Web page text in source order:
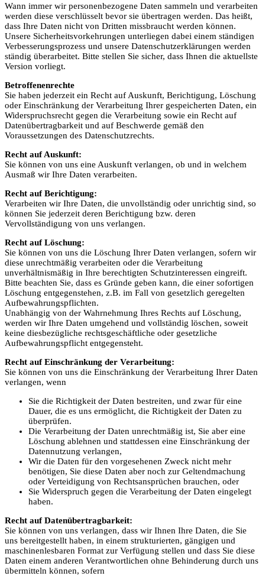
Wann immer wir personenbezogene Daten sammeln und verarbeiten
werden diese verschlüsselt bevor sie übertragen werden. Das heißt,
dass Ihre Daten nicht von Dritten missbraucht werden können.
Unsere Sicherheitsvorkehrungen unterliegen dabei einem ständigen
Verbesserungsprozess und unsere Datenschutzerklärungen werden
ständig überarbeitet. Bitte stellen Sie sicher, dass Ihnen die aktuellste
Version vorliegt.
Betroffenenrechte
Sie haben jederzeit ein Recht auf Auskunft, Berichtigung, Löschung
oder Einschränkung der Verarbeitung Ihrer gespeicherten Daten, ein
Widerspruchsrecht gegen die Verarbeitung sowie ein Recht auf
Datenübertragbarkeit und auf Beschwerde gemäß den
Voraussetzungen des Datenschutzrechts.
Recht auf Auskunft:
Sie können von uns eine Auskunft verlangen, ob und in welchem
Ausmaß wir Ihre Daten verarbeiten.
Recht auf Berichtigung:
Verarbeiten wir Ihre Daten, die unvollständig oder unrichtig sind, so
können Sie jederzeit deren Berichtigung bzw. deren
Vervollständigung von uns verlangen.
Recht auf Löschung:
Sie können von uns die Löschung Ihrer Daten verlangen, sofern wir
diese unrechtmäßig verarbeiten oder die Verarbeitung
unverhältnismäßig in Ihre berechtigten Schutzinteressen eingreift.
Bitte beachten Sie, dass es Gründe geben kann, die einer sofortigen
Löschung entgegenstehen, z.B. im Fall von gesetzlich geregelten
Aufbewahrungspflichten.
Unabhängig von der Wahrnehmung Ihres Rechts auf Löschung,
werden wir Ihre Daten umgehend und vollständig löschen, soweit
keine diesbezügliche rechtsgeschäftliche oder gesetzliche
Aufbewahrungspflicht entgegensteht.
Recht auf Einschränkung der Verarbeitung:
Sie können von uns die Einschränkung der Verarbeitung Ihrer Daten
verlangen, wenn
Sie die Richtigkeit der Daten bestreiten, und zwar für eine
Dauer, die es uns ermöglicht, die Richtigkeit der Daten zu
überprüfen.
Die Verarbeitung der Daten unrechtmäßig ist, Sie aber eine
Löschung ablehnen und stattdessen eine Einschränkung der
Datennutzung verlangen,
Wir die Daten für den vorgesehenen Zweck nicht mehr
benötigen, Sie diese Daten aber noch zur Geltendmachung
oder Verteidigung von Rechtsansprüchen brauchen, oder
Sie Widerspruch gegen die Verarbeitung der Daten eingelegt
haben.
Recht auf Datenübertragbarkeit:
Sie können von uns verlangen, dass wir Ihnen Ihre Daten, die Sie
uns bereitgestellt haben, in einem strukturierten, gängigen und
maschinenlesbaren Format zur Verfügung stellen und dass Sie diese
Daten einem anderen Verantwortlichen ohne Behinderung durch uns
übermitteln können, sofern